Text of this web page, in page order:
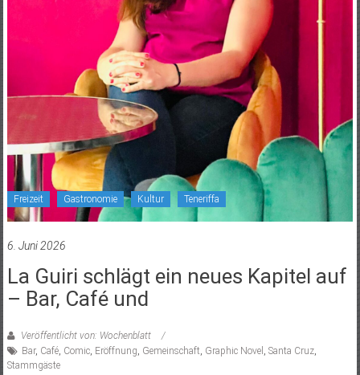
Freizeit Gastronomie Kultur Teneriffa
6. Juni 2026
La Guiri schlägt ein neues Kapitel auf
– Bar, Café und
Veröffentlicht von: Wochenblatt
Bar, Café, Comic, Eröffnung Gemeinschaft Graphic Novel Santa Cruz,
Stammgäste